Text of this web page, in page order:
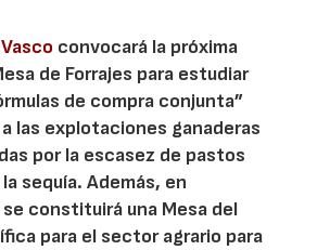
convocará la próxima
de Forrajes para estudiar
de compra conjunta”
a las explotaciones ganaderas
por la escasez de pastos
sequía. Además, en
constituirá una Mesa del
para el sector agrario para